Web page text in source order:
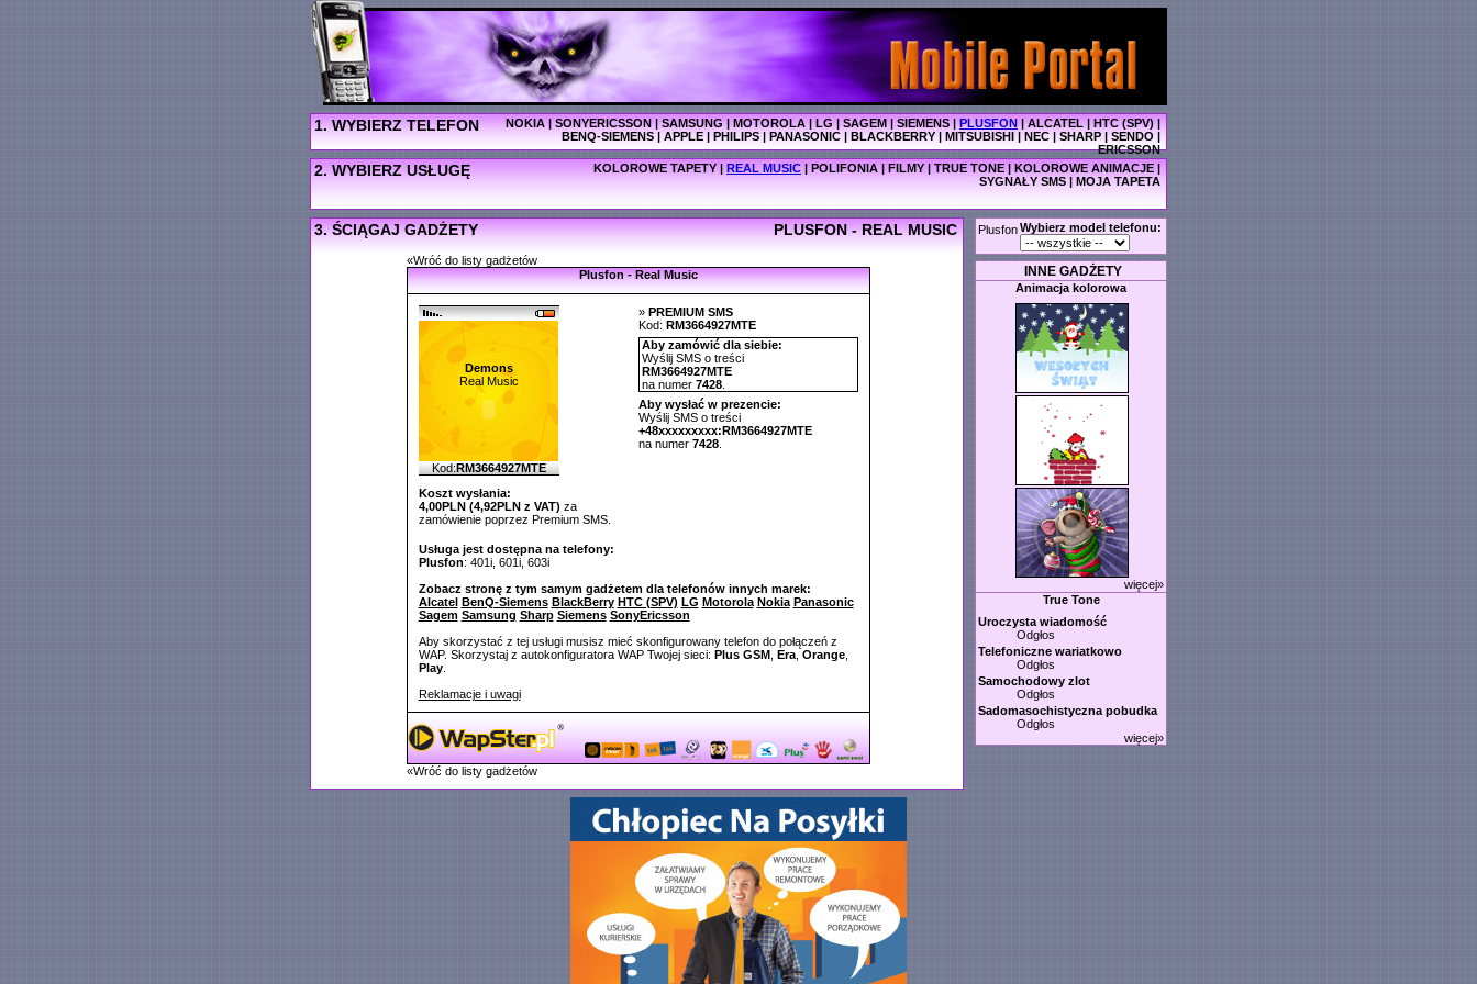
1. WYBIERZ TELEFON NOKIA|SONYERICSSON|SAMSUNG|MOTOROLA|LG|SAGEM|SIEMENS|PLUSFON|ALCATEL|HTC (SPV)|
BENQ-SIEMENS|APPLE|PHILIPS|PANASONIC|BLACKBERRY|MITSUBISHI|NEC|SHARP|SENDO|
ERICSSON
2. WYBIERZ USŁUGĘ KOLOROWE TAPETY | REAL MUSIC | POLIFONIA | FILMY | TRUE TONE | KOLOROWE ANIMACJE |
SYGNAŁY SMS | MOJA TAPETA
3. ŚCIĄGAJ GADŻETY PLUSFON - REAL MUSIC
«Wróć do listy gadżetów
Plusfon - Real Music
Demons
Real Music
Kod:RM3664927MTE
Koszt wysłania:
4,00PLN (4,92PLN z VAT) za
zamówienie poprzez Premium SMS.
» PREMIUM SMS
Kod: RM3664927MTE
Aby zamówić dla siebie:
Wyślij SMS o treści
RM3664927MTE
na numer 7428.
Aby wysłać w prezencie:
Wyślij SMS o treści
+48xxxxxxxxx:RM3664927MTE
na numer 7428.
Usługa jest dostępna na telefony:
Plusfon: 401i, 601i, 603i
Zobacz stronę z tym samym gadżetem dla telefonów innych marek:
Alcatel BenQ-Siemens BlackBerry HTC (SPV) LG Motorola Nokia Panasonic
Sagem Samsung Sharp Siemens SonyEricsson
Aby skorzystać z tej usługi musisz mieć skonfigurowany telefon do połączeń z
WAP. Skorzystaj z autokonfiguratora WAP Twojej sieci: Plus GSM, Era, Orange,
Play.
Reklamacje i uwagi
«Wróć do listy gadżetów
Wybierz model telefonu:
Plusfon
INNE GADŻETY
Animacja kolorowa
więcej»
True Tone
Uroczysta wiadomość
Odgłos
Telefoniczne wariatkowo
Odgłos
Samochodowy zlot
Odgłos
Sadomasochistyczna pobudka
Odgłos
więcej»